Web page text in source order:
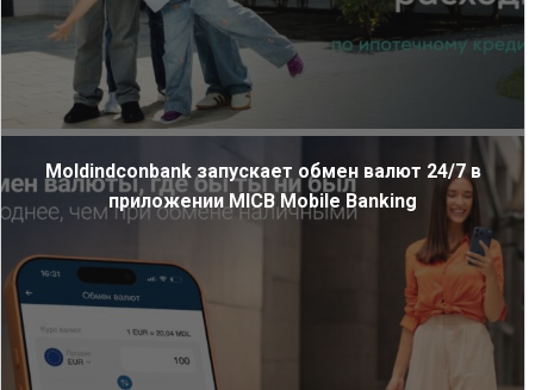
Moldindconbank запускает обмен валют 24/7 в
приложении MICB Mobile Banking